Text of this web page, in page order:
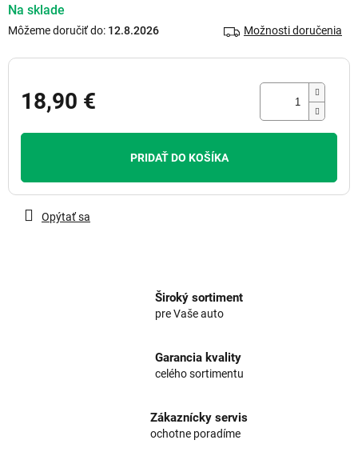
Na sklade
Môžeme doručiť do: 12.8.2026 Možnosti doručenia
18,90 €
PRIDAŤ DO KOŠÍKA
Opýtať sa
Široký sortiment
pre Vaše auto
Garancia kvality
celého sortimentu
Zákaznícky servis
ochotne poradíme